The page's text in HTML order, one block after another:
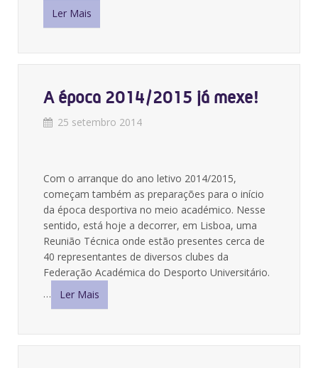
Ler Mais
A época 2014/2015 já mexe!
25 setembro 2014
Com o arranque do ano letivo 2014/2015,
começam também as preparações para o início
da época desportiva no meio académico. Nesse
sentido, está hoje a decorrer, em Lisboa, uma
Reunião Técnica onde estão presentes cerca de
40 representantes de diversos clubes da
Federação Académica do Desporto Universitário.
…
Ler Mais